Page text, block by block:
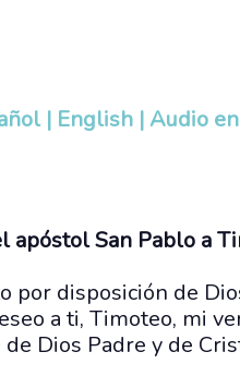
| English | Audio
apóstol San Pablo a
por disposición de
a ti, Timoteo, mi
Dios Padre y de